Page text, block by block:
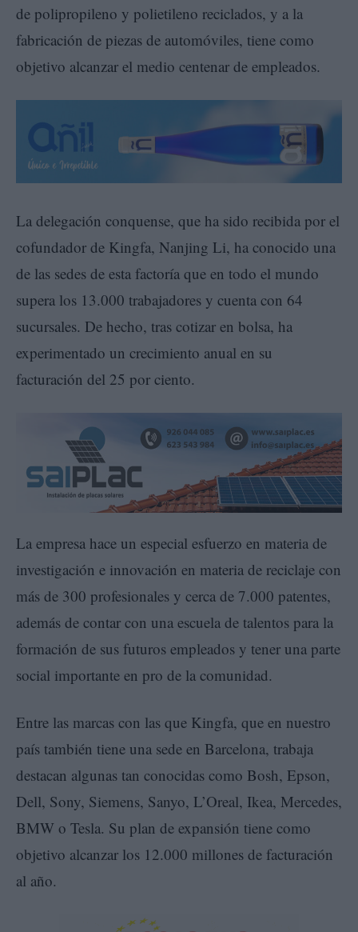
de polipropileno y polietileno reciclados, y a la
fabricación de piezas de automóviles, tiene como
objetivo alcanzar el medio centenar de empleados.
La delegación conquense, que ha sido recibida por el
cofundador de Kingfa, Nanjing Li, ha conocido una
de las sedes de esta factoría que en todo el mundo
supera los 13.000 trabajadores y cuenta con 64
sucursales. De hecho, tras cotizar en bolsa, ha
experimentado un crecimiento anual en su
facturación del 25 por ciento.
La empresa hace un especial esfuerzo en materia de
investigación e innovación en materia de reciclaje con
más de 300 profesionales y cerca de 7.000 patentes,
además de contar con una escuela de talentos para la
formación de sus futuros empleados y tener una parte
social importante en pro de la comunidad.
Entre las marcas con las que Kingfa, que en nuestro
país también tiene una sede en Barcelona, trabaja
destacan algunas tan conocidas como Bosh, Epson,
Dell, Sony, Siemens, Sanyo, L’Oreal, Ikea, Mercedes,
BMW o Tesla. Su plan de expansión tiene como
objetivo alcanzar los 12.000 millones de facturación
al año.